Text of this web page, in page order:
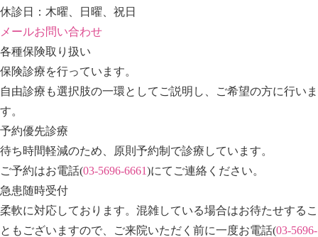
休診日：木曜、日曜、祝日
メールお問い合わせ
各種保険取り扱い
保険診療を行っています。
自由診療も選択肢の一環としてご説明し、ご希望の方に行いま
す。
予約優先診療
待ち時間軽減のため、原則予約制で診療しています。
ご予約はお電話(03-5696-6661)にてご連絡ください。
急患随時受付
柔軟に対応しております。混雑している場合はお待たせするこ
ともございますので、ご来院いただく前に一度お電話(03-5696-